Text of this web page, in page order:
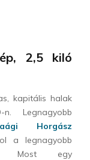
2,5 kiló
kapitális halak
Legnagyobb
Horgász
a legnagyobb
Most egy